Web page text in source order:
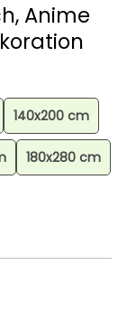
Anime
140x200 cm
180x280 cm